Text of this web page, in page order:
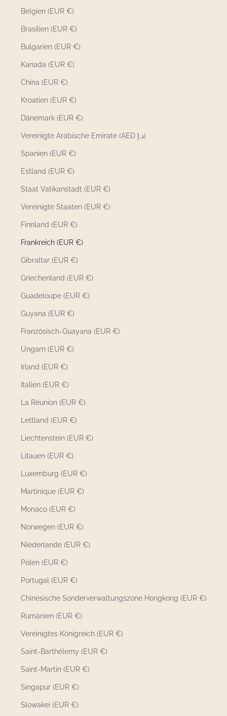
Belgien (EUR €)
Brasilien (EUR €)
Bulgarien (EUR €)
Kanada (EUR €)
China (EUR €)
Kroatien (EUR €)
Dänemark (EUR €)
Vereinigte Arabische Emirate (AED د.إ)
Spanien (EUR €)
Estland (EUR €)
Staat Vatikanstadt (EUR €)
Vereinigte Staaten (EUR €)
Finnland (EUR €)
Frankreich (EUR €)
Gibraltar (EUR €)
Griechenland (EUR €)
Guadeloupe (EUR €)
Guyana (EUR €)
Französisch-Guayana (EUR €)
Ungarn (EUR €)
Irland (EUR €)
Italien (EUR €)
La Réunion (EUR €)
Lettland (EUR €)
Liechtenstein (EUR €)
Litauen (EUR €)
Luxemburg (EUR €)
Martinique (EUR €)
Monaco (EUR €)
Norwegen (EUR €)
Niederlande (EUR €)
Polen (EUR €)
Portugal (EUR €)
Chinesische Sonderverwaltungszone Hongkong (EUR €)
Rumänien (EUR €)
Vereinigtes Königreich (EUR €)
Saint-Barthélemy (EUR €)
Saint-Martin (EUR €)
Singapur (EUR €)
Slowakei (EUR €)